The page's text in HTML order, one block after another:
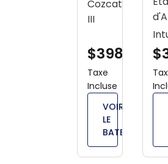
Cozcatl
III
$398,400
Taxe
Incluse
VOIR
LE
BATEAU